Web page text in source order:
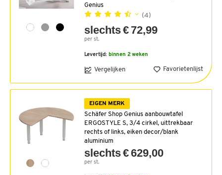
Genius
(4)
slechts € 72,99
per st.
Levertijd: binnen 2 weken
Vergelijken Favorietenlijst
EIGEN MERK
Schäfer Shop Genius aanbouwtafel
ERGOSTYLE S, 3/4 cirkel, uittrekbaar
rechts of links, eiken decor/blank
aluminium
slechts € 629,00
per st.